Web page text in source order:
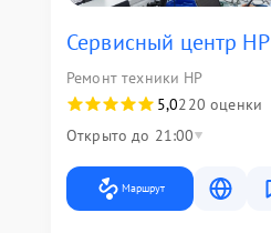
Сервисный центр HP
Ремонт техники HP
5,0220 оценки
Открыто до 21:00
Маршрут